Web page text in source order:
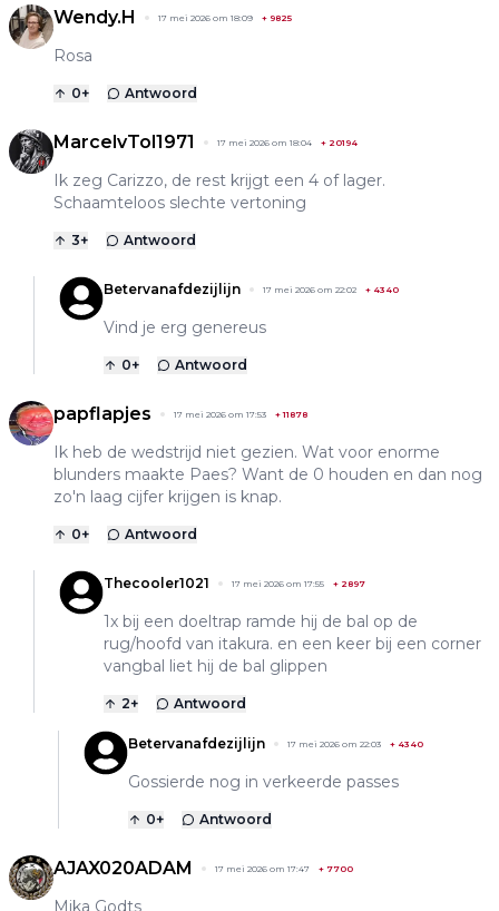
Wendy.H 17 mei 2026 om 18:09 + 9825
Rosa
0+ Antwoord
MarcelvTol1971 17 mei 2026 om 18:04 + 20194
Ik zeg Carizzo, de rest krijgt een 4 of lager.
Schaamteloos slechte vertoning
3+ Antwoord
Betervanafdezijlijn 17 mei 2026 om 22:02 + 4340
Vind je erg genereus
0+ Antwoord
papflapjes 17 mei 2026 om 17:53 +11878
Ik heb de wedstrijd niet gezien. Wat voor enorme
blunders maakte Paes? Want de 0 houden en dan nog
zo'n laag cijfer krijgen is knap.
0+ Antwoord
Thecooler1021 17 mei 2026 om 17:55 + 2897
1x bij een doeltrap ramde hij de bal op de
rug/hoofd van itakura. en een keer bij een corner
vangbal liet hij de bal glippen
2+ Antwoord
Betervanafdezijlijn 17 mei 2026 om 22:03 + 4340
Gossierde nog in verkeerde passes
0+ Antwoord
AJAX020ADAM 17 mei 2026 om 17:47 + 7700
Mika Godts